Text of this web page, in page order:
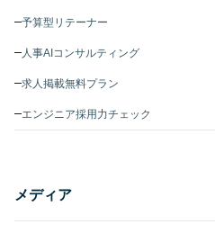
予算型リテーナー
人事AIコンサルティング
求人掲載無料プラン
エンジニア採用力チェック
メディア